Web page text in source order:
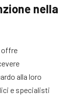
nella
offre
alla loro
e specialisti